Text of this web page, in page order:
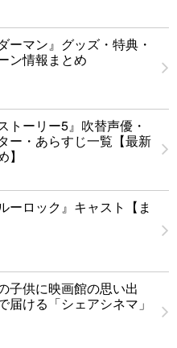
ーマン』グッズ・特典・
ン情報まとめ
トーリー5』吹替声優・
ー・あらすじ一覧【最新
ーロック』キャスト【ま
子供に映画館の思い出
届ける「シェアシネマ」